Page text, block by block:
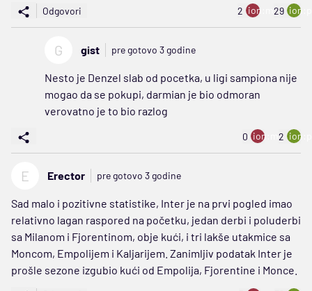
Odgovori 2 ion:minus
29
G gist pre gotovo 3 godine
Nesto je Denzel slab od pocetka, u ligi sampiona nije
mogao da se pokupi, darmian je bio odmoran
verovatno je to bio razlog
0 ion:minus
2
E Erector pre gotovo 3 godine
Sad malo i pozitivne statistike, Inter je na prvi pogled imao
relativno lagan raspored na početku, jedan derbi i poluderbi
sa Milanom i Fjorentinom, obje kući, i tri lakše utakmice sa
Moncom, Empolijem i Kaljarijem. Zanimljiv podatak Inter je
prošle sezone izgubio kući od Empolija, Fjorentine i Monce.